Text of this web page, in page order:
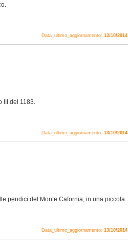
Data_ultimo_aggiornamento: 13/10/2014
III del 1183.
Data_ultimo_aggiornamento: 13/10/2014
pendici del Monte Cafornia, in una piccola
Data_ultimo_aggiornamento: 13/10/2014